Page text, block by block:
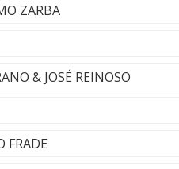
ZARBA
& JOSÉ REINOSO
FRADE